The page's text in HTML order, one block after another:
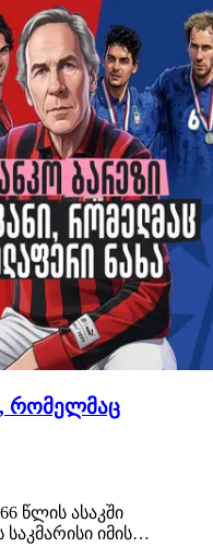
რომელმაც
წლის ასაკში
იმის